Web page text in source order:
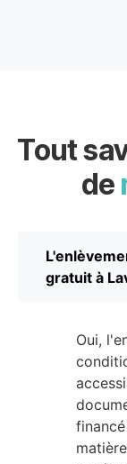
Tout
de
gratuit à
Oui,